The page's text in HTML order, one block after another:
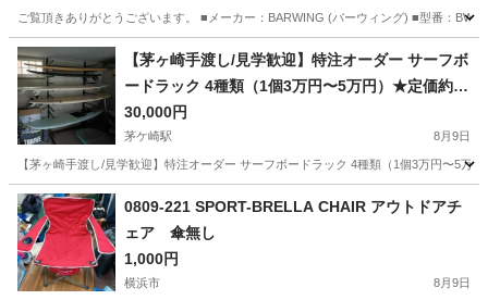
ご覧頂きありがとうございます。 ■メーカー：BARWING (バーウィング) ■型番：
神奈川 横浜市 ランニング、ジョギング バーウィング
【茅ヶ崎手渡し/見学歓迎】特注オーダー サーフボ
ードラック 4種類（1個3万円〜5万円）★定価約15
万円/個★縦掛けバー付
30,000円
茅ケ崎駅 8月9日
【茅ヶ崎手渡し/見学歓迎】特注オーダー サーフボードラック 4種類（1個3万円〜5
神奈川 茅ヶ崎市0809-221 SPORT-BRELLA CHAIR アウトドアチ
ェア 傘無し
1,000円
横浜市 8月9日